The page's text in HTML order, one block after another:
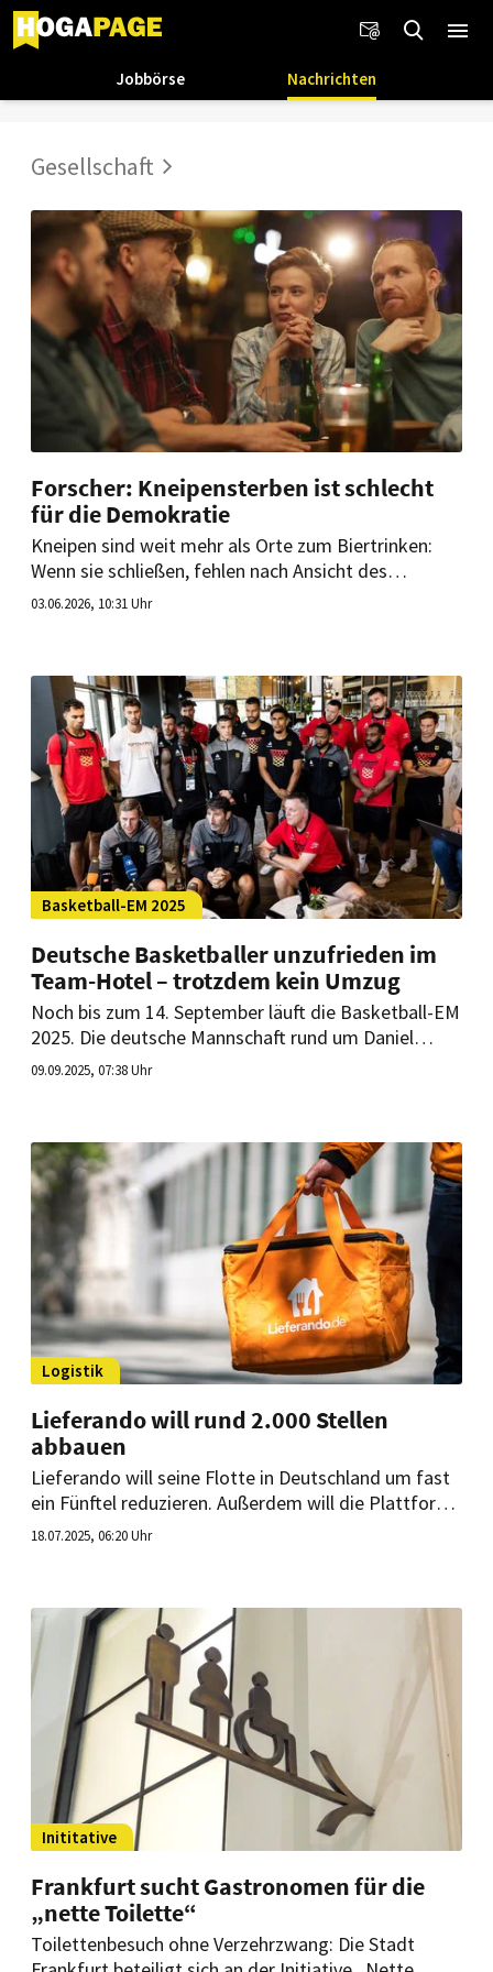
Jobbörse Nachrichten
Gesellschaft
Forscher: Kneipensterben ist schlecht
für die Demokratie
Kneipen sind weit mehr als Orte zum Biertrinken:
Wenn sie schließen, fehlen nach Ansicht des
Politikwissenschaftlers Oliviero Angeli wichtige Orte
Zusammenhalt.
03.06.2026, 10:31 Uhr
Basketball-EM 2025
Deutsche Basketballer unzufrieden im
Team-Hotel – trotzdem kein Umzug
Noch bis zum 14. September läuft die Basketball-EM
2025. Die deutsche Mannschaft rund um Daniel
Theis und Franz Wagner ist mit ihrer Unterkunft
09.09.2025, 07:38 Uhr
Logistik
Lieferando will rund 2.000 Stellen
abbauen
Lieferando will seine Flotte in Deutschland um fast
ein Fünftel reduzieren. Außerdem will die Plattform
stärker mit Subunternehmen kooperieren. Man
18.07.2025, 06:20 Uhr
Inititative
Frankfurt sucht Gastronomen für die
„nette Toilette“
Toilettenbesuch ohne Verzehrzwang: Die Stadt